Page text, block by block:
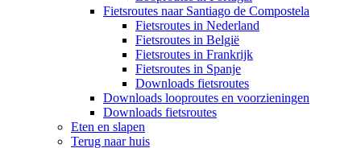
Fietsroutes naar Santiago de Compostela
Fietsroutes in Nederland
Fietsroutes in België
Fietsroutes in Frankrijk
Fietsroutes in Spanje
Downloads fietsroutes
Downloads looproutes en voorzieningen
Downloads fietsroutes
Eten en slapen
Terug naar huis